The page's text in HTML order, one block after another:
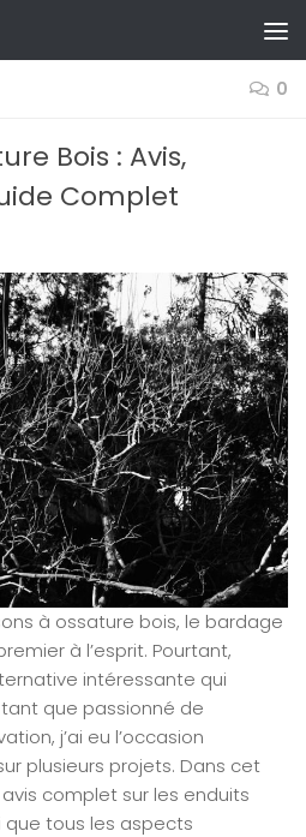
0
Bois : Avis,
Complet
à ossature bois, le bardage
à l’esprit. Pourtant,
intéressante qui
que passionné de
j’ai eu l’occasion
plusieurs projets. Dans cet
complet sur les enduits
que tous les aspects